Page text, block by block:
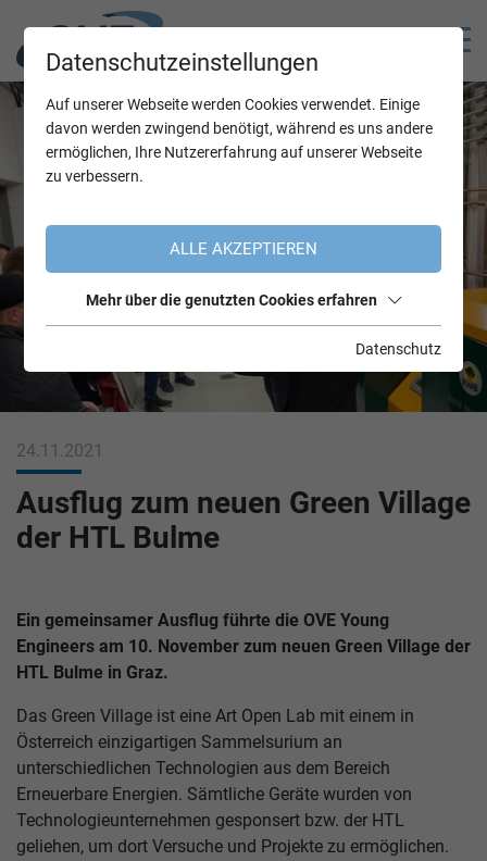
24.11.2021
Ausflug zum neuen Green Village
der HTL Bulme
Ein gemeinsamer Ausflug führte die OVE Young
Engineers am 10. November zum neuen Green Village der
HTL Bulme in Graz.
Das Green Village ist eine Art Open Lab mit einem in
Österreich einzigartigen Sammelsurium an
unterschiedlichen Technologien aus dem Bereich
Erneuerbare Energien. Sämtliche Geräte wurden von
Technologieunternehmen gesponsert bzw. der HTL
geliehen, um dort Versuche und Projekte zu ermöglichen.
Datenschutzeinstellungen
Auf unserer Webseite werden Cookies verwendet. Einige
davon werden zwingend benötigt, während es uns andere
ermöglichen, Ihre Nutzererfahrung auf unserer Webseite
zu verbessern.
ALLE AKZEPTIEREN
Mehr über die genutzten Cookies erfahren
Datenschutz